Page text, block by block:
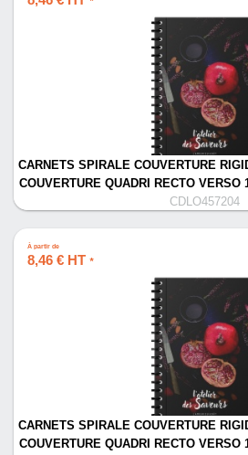
CARNETS SPIRALE COUVERTURE
COUVERTURE QUADRI RECTO
CDLO457204
À partir de
8,46 € HT *
CARNETS SPIRALE COUVERTURE
COUVERTURE QUADRI RECTO